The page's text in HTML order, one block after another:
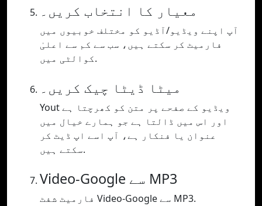
معیار کا انتخاب کریں۔
آپ اپنے ویڈیو/آڈیو کو مختلف خوبیوں میں
فارمیٹ کر سکتے ہیں، سب سے کم سے اعلیٰ
کوالٹی میں.
میٹا ڈیٹا چیک کریں۔
Yout ویڈیو کے صفحے پر متن کو کھرچتا ہے
اور اس میں ڈالتا ہے جو ہمارے خیال میں
عنوان یا فنکار ہے، آپ اسے اپ ڈیٹ کر
سکتے ہیں.
Video-Google سے MP3
فارمیٹ شفٹ Video-Google سے MP3.